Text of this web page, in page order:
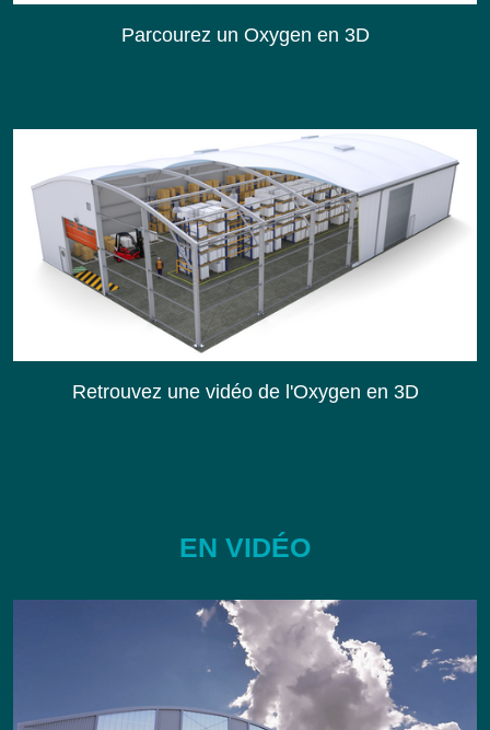
Parcourez un Oxygen en 3D
Retrouvez une vidéo de l'Oxygen en 3D
EN VIDÉO